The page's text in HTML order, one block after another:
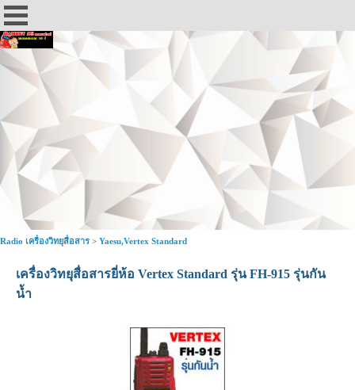
Radio เครื่องวิทยุสื่อสาร > Yaesu,Vertex Standard
เครื่องวิทยุสื่อสารยี่ห้อ Vertex Standard รุ่น FH-915 รุ่นกัน
น้ำ